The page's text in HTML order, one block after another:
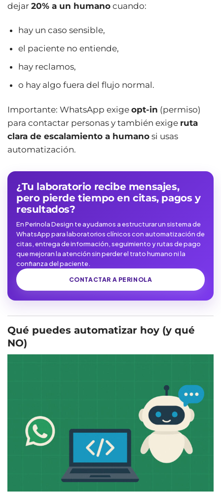
dejar 20% a un humano cuando:
hay un caso sensible,
el paciente no entiende,
hay reclamos,
o hay algo fuera del flujo normal.
Importante: WhatsApp exige opt-in (permiso)
para contactar personas y también exige ruta
clara de escalamiento a humano si usas
automatización.
¿Tu laboratorio recibe mensajes,
pero pierde tiempo en citas, pagos y
resultados?
En Perinola Design te ayudamos a estructurar un sistema de
WhatsApp para laboratorios clínicos con automatización de
citas, entrega de información, seguimiento y rutas de pago
que mejoran la atención sin perder el trato humano ni la
confianza del paciente.
CONTACTAR A PERINOLA
Qué puedes automatizar hoy (y qué
NO)